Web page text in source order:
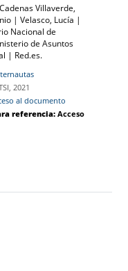
Cadenas Villaverde,
|Velasco, Lucía |
Nacional de
de Asuntos
| Red.es.
2021
al documento
referencia:Acceso